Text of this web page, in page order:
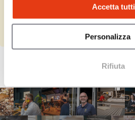
Accetta tutti
Personalizza
Rifiuta
Completi le informazioni mancanti e